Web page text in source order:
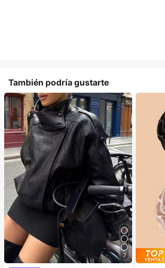
También podría gustarte
7